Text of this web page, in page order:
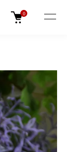
0